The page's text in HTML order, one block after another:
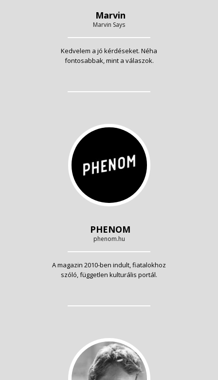
Marvin
Marvin Says
Kedvelem a jó kérdéseket. Néha
fontosabbak, mint a válaszok.
PHENOM
phenom.hu
A magazin 2010-ben indult, fiatalokhoz
szóló, független kulturális portál.